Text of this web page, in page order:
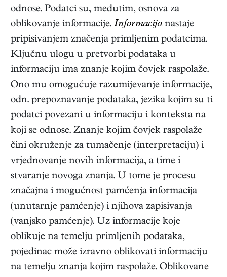
odnose. Podatci su, međutim, osnova za
oblikovanje informacije. Informacijanastaje
pripisivanjem značenja primljenim podatcima.
Ključnu ulogu u pretvorbi podataka u
informaciju ima znanje kojim čovjek raspolaže.
Ono mu omogućuje razumijevanje informacije,
odn. prepoznavanje podataka, jezika kojim su ti
podatci povezani u informaciju i konteksta na
koji se odnose. Znanje kojim čovjek raspolaže
čini okruženje za tumačenje (interpretaciju) i
vrjednovanje novih informacija, a time i
stvaranje novoga znanja. U tome je procesu
značajna i mogućnost pamćenja informacija
(unutarnje pamćenje) i njihova zapisivanja
(vanjsko pamćenje). Uz informacije koje
oblikuje na temelju primljenih podataka,
pojedinac može izravno oblikovati informaciju
na temelju znanja kojim raspolaže. Oblikovane